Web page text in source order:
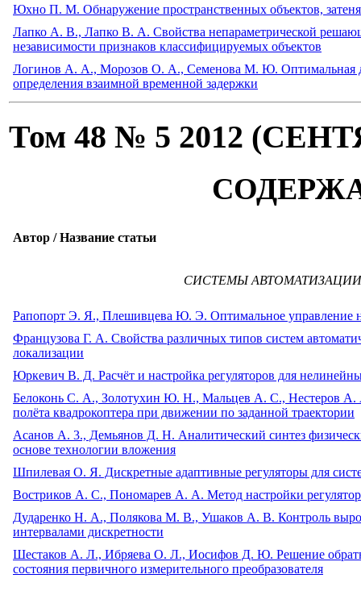
Юхно П. М. Обнаружение пространственных объектов,
Лапко А. В., Лапко В. А. Свойства непараметрической
независимости признаков классифицируемых объектов
Логинов А. А., Морозов О. А., Семенова М. Ю. Оптимальная
определения взаимной временной задержки
Том 48 № 5 2012
Автор / Название статьи
СИСТЕМЫ
Рапопорт Э. Я., Плешивцева Ю. Э. Оптимальное управление
Французова Г. А. Свойства различных типов систем
локализации
Юркевич В. Д. Расчёт и настройка регуляторов для
Белоконь С. А., Золотухин Ю. Н., Мальцев А. С., Нестеров
полёта квадрокоптера при движении по заданной траектории
Асанов А. 3., Демьянов Д. Н. Аналитический синтез
основе технологии вложения
Шпилевая О. Я. Дискретные адаптивные регуляторы для
Востриков А. С., Пономарев А. А. Метод настройки
Дударенко Н. А., Полякова М. В., Ушаков А. В. Контроль
интервалами дискретности
Шестаков А. Л., Ибряева О. Л., Иосифов Д. Ю. Решение
состояния первичного измерительного преобразователя